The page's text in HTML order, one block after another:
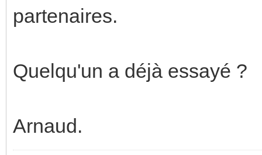
partenaires.
Quelqu'un a déjà essayé ?
Arnaud.